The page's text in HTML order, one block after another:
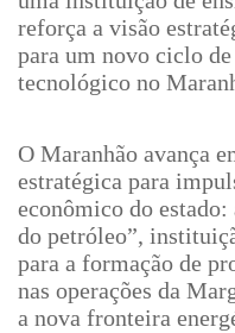
reforça a visão
para um novo ciclo
tecnológico no
O Maranhão avança
estratégica para
econômico do
do petróleo”,
para a formação de
nas operações da
a nova fronteira